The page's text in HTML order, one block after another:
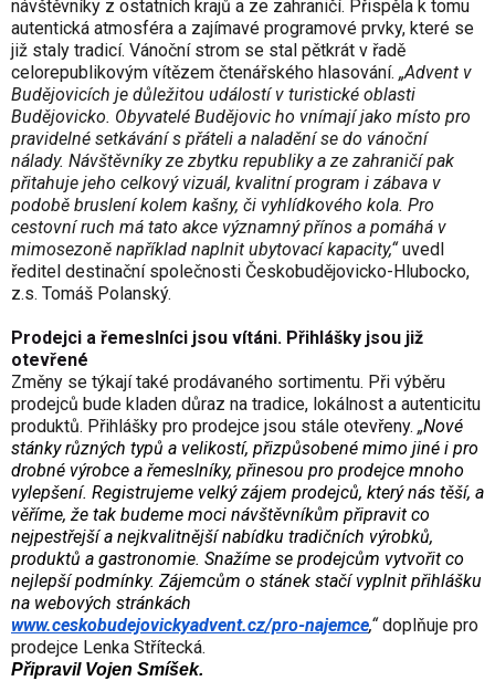
návštěvníky z ostatních krajů a ze zahraničí. Přispěla k tomu
autentická atmosféra a zajímavé programové prvky, které se
již staly tradicí. Vánoční strom se stal pětkrát v řadě
celorepublikovým vítězem čtenářského hlasování. „Advent v
Budějovicích je důležitou událostí v turistické oblasti
Budějovicko. Obyvatelé Budějovic ho vnímají jako místo pro
pravidelné setkávání s přáteli a naladění se do vánoční
nálady. Návštěvníky ze zbytku republiky a ze zahraničí pak
přitahuje jeho celkový vizuál, kvalitní program i zábava v
podobě bruslení kolem kašny, či vyhlídkového kola. Pro
cestovní ruch má tato akce významný přínos a pomáhá v
mimosezoně například naplnit ubytovací kapacity,“uvedl
ředitel destinační společnosti Českobudějovicko-Hlubocko,
z.s. Tomáš Polanský.
Prodejci a řemeslníci jsou vítáni. Přihlášky jsou již
otevřené
Změny se týkají také prodávaného sortimentu. Při výběru
prodejců bude kladen důraz na tradice, lokálnost a autenticitu
produktů. Přihlášky pro prodejce jsou stále otevřeny. „Nové
stánky různých typů a velikostí, přizpůsobené mimo jiné i pro
drobné výrobce a řemeslníky, přinesou pro prodejce mnoho
vylepšení. Registrujeme velký zájem prodejců, který nás těší, a
věříme, že tak budeme moci návštěvníkům připravit co
nejpestřejší a nejkvalitnější nabídku tradičních výrobků,
produktů a gastronomie. Snažíme se prodejcům vytvořit co
nejlepší podmínky. Zájemcům o stánek stačí vyplnit přihlášku
na webových stránkách
www.ceskobudejovickyadvent.cz/pro-najemce,“doplňuje pro
prodejce Lenka Střítecká.
Připravil Vojen Smíšek.